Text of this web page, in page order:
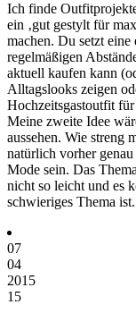
Ich finde
ein ‚gut gestylt für
machen. Du setzt
regelmäßigen
aktuell kaufen kann
Alltagslooks zeigen
Hochzeitsgastoutfit
Meine zweite Idee
aussehen. Wie streng
natürlich vorher
Mode sein. Das
nicht so leicht und es
schwieriges Thema ist.
07
04
2015
15